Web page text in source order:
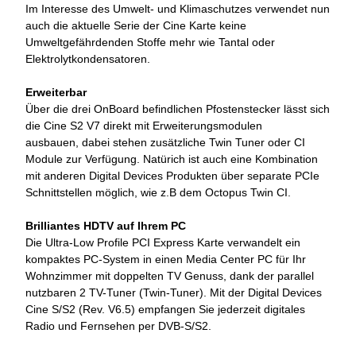
Im Interesse des Umwelt- und Klimaschutzes verwendet nun
auch die aktuelle Serie der Cine Karte keine
Umweltgefährdenden Stoffe mehr wie Tantal oder
Elektrolytkondensatoren.
Erweiterbar
Über die drei OnBoard befindlichen Pfostenstecker lässt sich
die Cine S2 V7 direkt mit Erweiterungsmodulen
ausbauen, dabei stehen zusätzliche Twin Tuner oder CI
Module zur Verfügung. Natürich ist auch eine Kombination
mit anderen Digital Devices Produkten über separate PCIe
Schnittstellen möglich, wie z.B dem Octopus Twin CI.
Brilliantes HDTV auf Ihrem PC
Die Ultra-Low Profile PCI Express Karte verwandelt ein
kompaktes PC-System in einen Media Center PC für Ihr
Wohnzimmer mit doppelten TV Genuss, dank der parallel
nutzbaren 2 TV-Tuner (Twin-Tuner). Mit der Digital Devices
Cine S/S2 (Rev. V6.5) empfangen Sie jederzeit digitales
Radio und Fernsehen per DVB-S/S2.